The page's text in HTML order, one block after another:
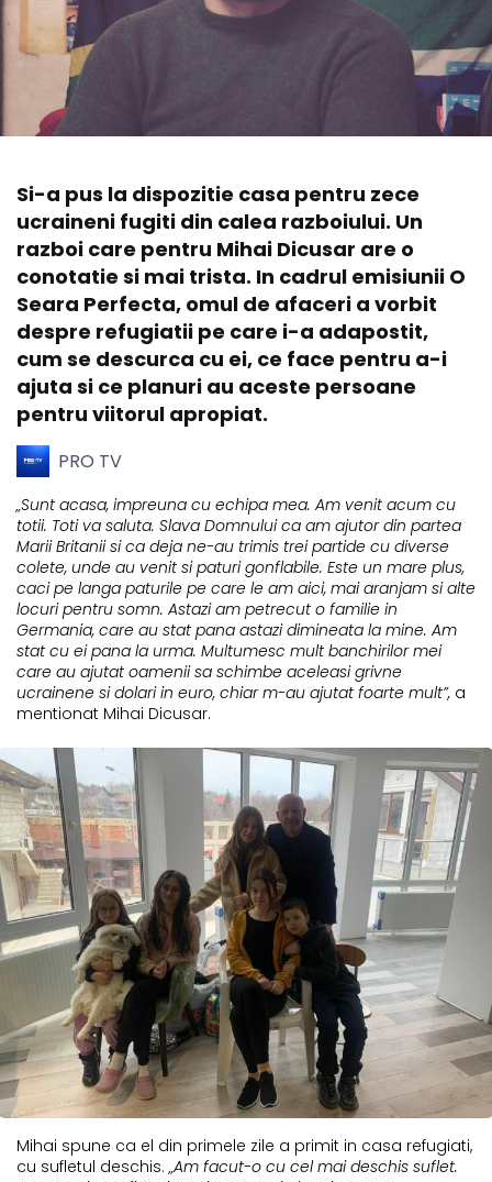
Si-a pus la dispozitie casa pentru zece
ucraineni fugiti din calea razboiului. Un
razboi care pentru Mihai Dicusar are o
conotatie si mai trista. In cadrul emisiunii O
Seara Perfecta, omul de afaceri a vorbit
despre refugiatii pe care i-a adapostit,
cum se descurca cu ei, ce face pentru a-i
ajuta si ce planuri au aceste persoane
pentru viitorul apropiat.
PRO TV
„Sunt acasa, impreuna cu echipa mea. Am venit acum cu
totii. Toti va saluta. Slava Domnului ca am ajutor din partea
Marii Britanii si ca deja ne-au trimis trei partide cu diverse
colete, unde au venit si paturi gonflabile. Este un mare plus,
caci pe langa paturile pe care le am aici, mai aranjam si alte
locuri pentru somn. Astazi am petrecut o familie in
Germania, care au stat pana astazi dimineata la mine. Am
stat cu ei pana la urma. Multumesc mult banchirilor mei
care au ajutat oamenii sa schimbe aceleasi grivne
ucrainene si dolari in euro, chiar m-au ajutat foarte mult”, a
mentionat Mihai Dicusar.
Mihai spune ca el din primele zile a primit in casa refugiati,
cu sufletul deschis.„Am facut-o cu cel mai deschis suflet.